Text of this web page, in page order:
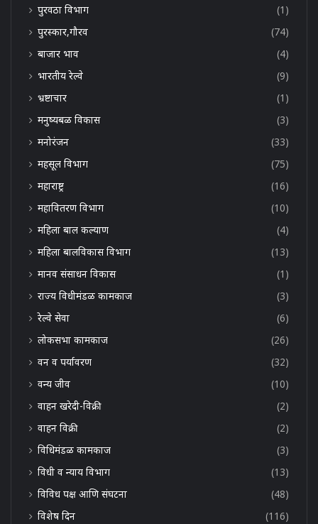
पुरवठा विभाग
(1)
पुरस्कार,गौरव
(74)
बाजार भाव
(4)
भारतीय रेल्वे
(9)
भ्रष्टाचार
(1)
मनुष्यबळ विकास
(3)
मनोरंजन
(33)
महसूल विभाग
(75)
महाराष्ट्र
(16)
महावितरण विभाग
(10)
महिला बाल कल्याण
(4)
महिला बालविकास विभाग
(13)
मानव संसाधन विकास
(1)
राज्य विधीमंडळ कामकाज
(3)
रेल्वे सेवा
(6)
लोकसभा कामकाज
(26)
वन व पर्यावरण
(32)
वन्य जीव
(10)
वाहन खरेदी-विक्री
(2)
वाहन विक्री
(2)
विधिमंडळ कामकाज
(3)
विधी व न्याय विभाग
(13)
विविध पक्ष आणि संघटना
(48)
विशेष दिन
(116)